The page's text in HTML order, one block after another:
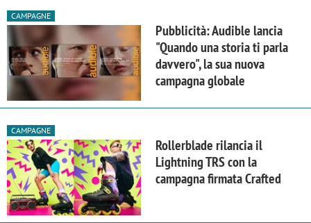
CAMPAGNE
Pubblicità: Audible lancia
"Quando una storia ti parla
davvero", la sua nuova
campagna globale
CAMPAGNE
Rollerblade rilancia il
Lightning TRS con la
campagna firmata Crafted